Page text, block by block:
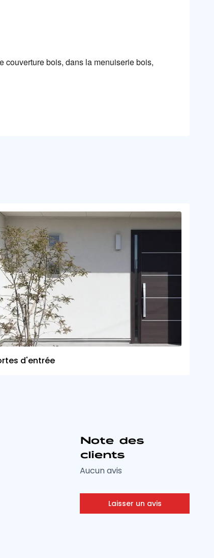
couverture bois, dans la menuiserie bois,
d'entrée
Note des
clients
Aucun avis
Laisser un avis